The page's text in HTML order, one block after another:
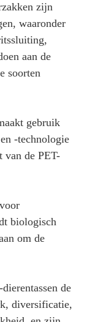
zijn
waaronder
aan de
soorten
gebruik
-technologie
de PET-
biologisch
om de
de
diversificatie,